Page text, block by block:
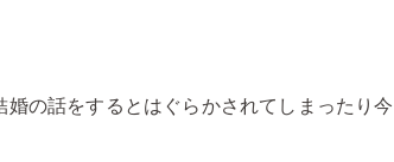
の話をするとはぐらかされてしまったり